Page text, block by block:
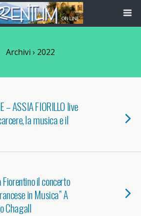
Archivi › 2022
– ASSIA FIORILLO live
la musica e il
il concerto
in Musica” A
Chagall